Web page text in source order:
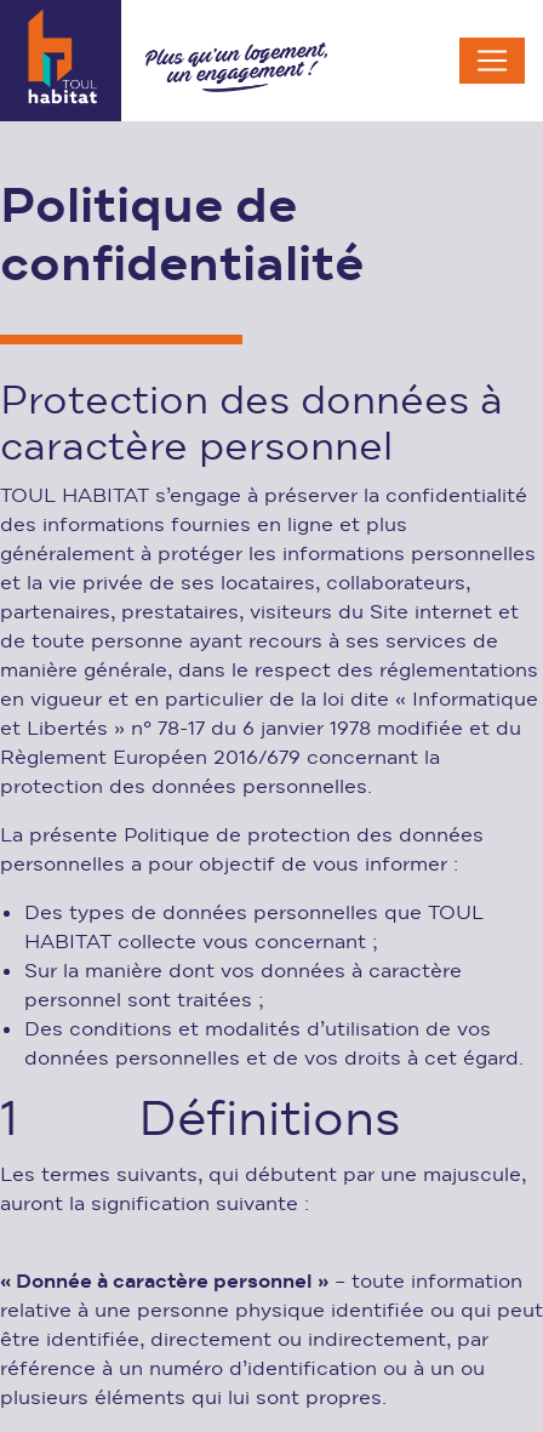
Politique de
confidentialité
Protection des données à
caractère personnel
TOUL HABITAT s’engage à préserver la confidentialité
des informations fournies en ligne et plus
généralement à protéger les informations personnelles
et la vie privée de ses locataires, collaborateurs,
partenaires, prestataires, visiteurs du Site internet et
de toute personne ayant recours à ses services de
manière générale, dans le respect des réglementations
en vigueur et en particulier de la loi dite « Informatique
et Libertés » n° 78-17 du 6 janvier 1978 modifiée et du
Règlement Européen 2016/679 concernant la
protection des données personnelles.
La présente Politique de protection des données
personnelles a pour objectif de vous informer :
Des types de données personnelles que TOUL
HABITAT collecte vous concernant ;
Sur la manière dont vos données à caractère
personnel sont traitées ;
Des conditions et modalités d’utilisation de vos
données personnelles et de vos droits à cet égard.
1 Définitions
Les termes suivants, qui débutent par une majuscule,
auront la signification suivante :
« Donnée à caractère personnel » – toute information
relative à une personne physique identifiée ou qui peut
être identifiée, directement ou indirectement, par
référence à un numéro d’identification ou à un ou
plusieurs éléments qui lui sont propres.